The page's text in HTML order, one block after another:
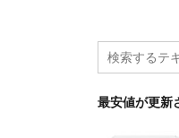
最安値が更新